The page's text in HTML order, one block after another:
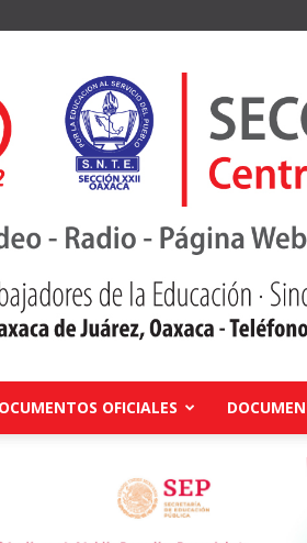
OFICIALES